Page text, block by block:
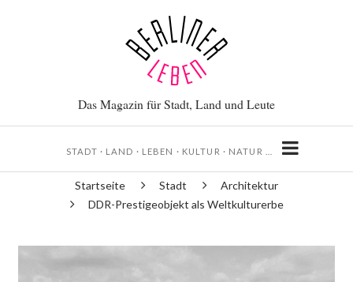
Das Magazin für Stadt, Land und Leute
STADT · LAND · LEBEN · KULTUR · NATUR …
Pfadnavigation
Startseite Stadt
Architektur
DDR-Prestigeobjekt als Weltkulturerbe